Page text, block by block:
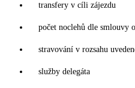
transfery v cíli zájezdu
počet noclehů dle smlouvy
stravování v rozsahu
služby delegáta